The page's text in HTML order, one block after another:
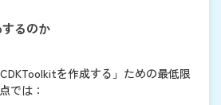
るのか
を作成する」ための最低限
では：